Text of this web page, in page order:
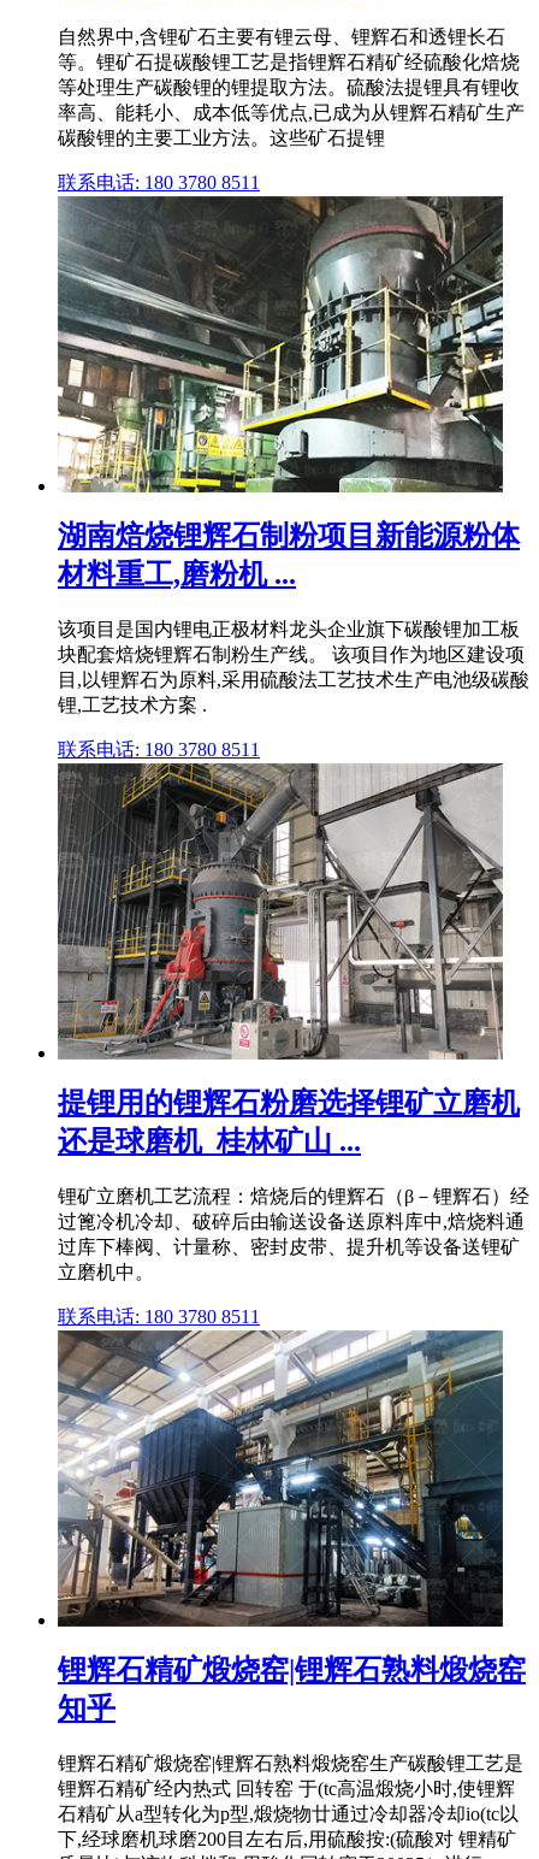
自然界中,含锂矿石主要有锂云母、锂辉石和透锂长石
等。锂矿石提碳酸锂工艺是指锂辉石精矿经硫酸化焙烧
等处理生产碳酸锂的锂提取方法。硫酸法提锂具有锂收
率高、能耗小、成本低等优点,已成为从锂辉石精矿生产
碳酸锂的主要工业方法。这些矿石提锂
联系电话: 180 3780 8511
湖南焙烧锂辉石制粉项目新能源粉体
材料重工,磨粉机 ...
该项目是国内锂电正极材料龙头企业旗下碳酸锂加工板
块配套焙烧锂辉石制粉生产线。 该项目作为地区建设项
目,以锂辉石为原料,采用硫酸法工艺技术生产电池级碳酸
锂,工艺技术方案 .
联系电话: 180 3780 8511
提锂用的锂辉石粉磨选择锂矿立磨机
还是球磨机_桂林矿山 ...
锂矿立磨机工艺流程：焙烧后的锂辉石（β－锂辉石）经
过篦冷机冷却、破碎后由输送设备送原料库中,焙烧料通
过库下棒阀、计量称、密封皮带、提升机等设备送锂矿
立磨机中。
联系电话: 180 3780 8511
锂辉石精矿煅烧窑|锂辉石熟料煅烧窑
知乎
锂辉石精矿煅烧窑|锂辉石熟料煅烧窑生产碳酸锂工艺是
锂辉石精矿经内热式 回转窑 于(tc高温煅烧小时,使锂辉
石精矿从a型转化为p型,煅烧物廿通过冷却器冷却io(tc以
下,经球磨机球磨200目左右后,用硫酸按:(硫酸对 锂精矿